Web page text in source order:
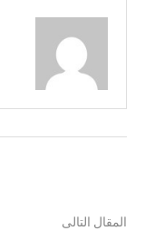
المقال التالى